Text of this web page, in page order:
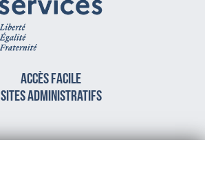
Accès facile
sites administratifs